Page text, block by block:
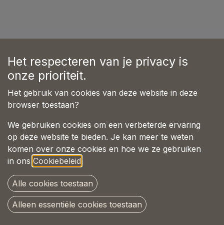
Nog geen klassement :(
Copyright © Pet-Joy Products B.V.
Het respecteren van je privacy is
onze prioriteit.
Het gebruik van cookies van deze website in deze
browser toestaan?
We gebruiken cookies om een verbeterde ervaring
op deze website te bieden. Je kan meer te weten
komen over onze cookies en hoe we ze gebruiken
in ons Cookiebeleid .
Alle cookies toestaan
Alleen essentiële cookies toestaan